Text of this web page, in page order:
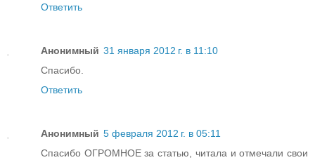
Ответить
Анонимный 31 января 2012 г. в 11:10
Спасибо.
Ответить
Анонимный 5 февраля 2012 г. в 05:11
Спасибо ОГРОМНОЕ за статью, читала и отмечали свои